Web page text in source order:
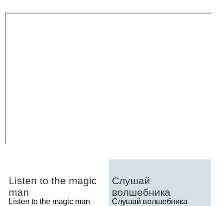
Listen to the magic
man
Listen to the magic man
Слушай
волшебника
Слушай волшебника